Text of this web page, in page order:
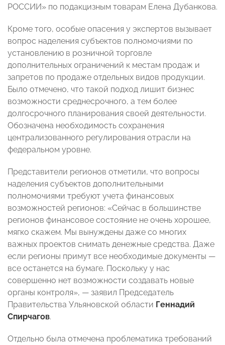
РОССИИ» по подакцизным товарам Елена Дубанкова.
Кроме того, особые опасения у экспертов вызывает
вопрос наделения субъектов полномочиями по
установлению в розничной торговле
дополнительных ограничений к местам продаж и
запретов по продаже отдельных видов продукции.
Было отмечено, что такой подход лишит бизнес
возможности среднесрочного, а тем более
долгосрочного планирования своей деятельности.
Обозначена необходимость сохранения
централизованного регулирования отрасли на
федеральном уровне.
Представители регионов отметили, что вопросы
наделения субъектов дополнительными
полномочиями требуют учета финансовых
возможностей регионов: «Сейчас в большинстве
регионов финансовое состояние не очень хорошее,
мягко скажем. Мы вынуждены даже со многих
важных проектов снимать денежные средства. Даже
если регионы примут все необходимые документы —
все останется на бумаге. Поскольку у нас
совершенно нет возможности создавать новые
органы контроля», — заявил Председатель
Правительства Ульяновской области Геннадий
Спирчагов.
Отдельно была отмечена проблематика требований